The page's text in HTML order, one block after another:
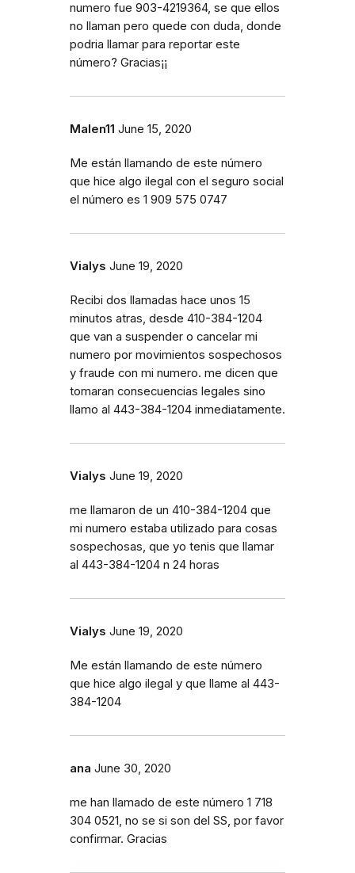
numero fue 903-4219364, se que ellos
no llaman pero quede con duda, donde
podria llamar para reportar este
número? Gracias¡¡
Malen11 June 15, 2020
Me están llamando de este número
que hice algo ilegal con el seguro social
el número es 1 909 575 0747
Vialys June 19, 2020
Recibi dos llamadas hace unos 15
minutos atras, desde 410-384-1204
que van a suspender o cancelar mi
numero por movimientos sospechosos
y fraude con mi numero. me dicen que
tomaran consecuencias legales sino
llamo al 443-384-1204 inmediatamente.
Vialys June 19, 2020
me llamaron de un 410-384-1204 que
mi numero estaba utilizado para cosas
sospechosas, que yo tenis que llamar
al 443-384-1204 n 24 horas
Vialys June 19, 2020
Me están llamando de este número
que hice algo ilegal y que llame al 443-
384-1204
ana June 30, 2020
me han llamado de este número 1 718
304 0521, no se si son del SS, por favor
confirmar. Gracias